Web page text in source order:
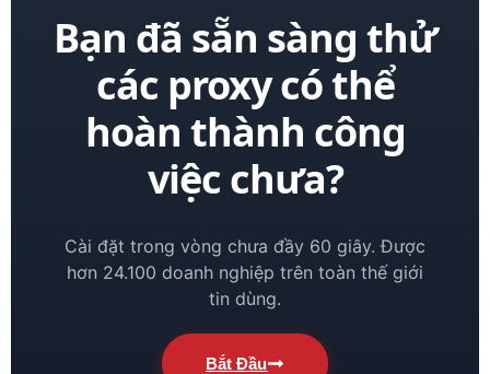
Bạn đã sẵn sàng thử
các proxy có thể
hoàn thành công
việc chưa?
Cài đặt trong vòng chưa đầy 60 giây. Được
hơn 24.100 doanh nghiệp trên toàn thế giới
tin dùng.
Bắt Đầu